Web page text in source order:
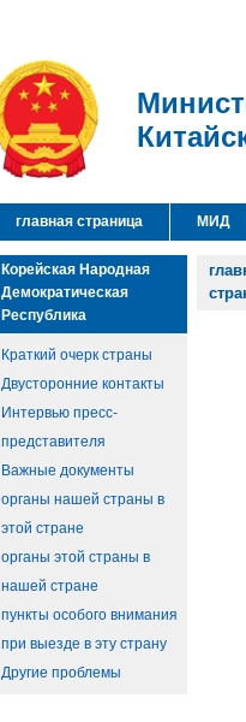
главная страница МИД
Корейская Народная
Демократическая
Республика
Краткий очерк страны
Двусторонние контакты
Интервью пресс-
представителя
Важные документы
органы нашей страны в
этой стране
органы этой страны в
нашей стране
пункты особого внимания
при выезде в эту страну
Другие проблемы